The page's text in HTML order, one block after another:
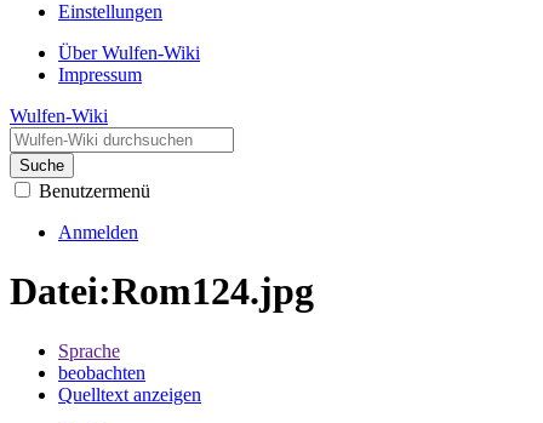
Einstellungen
Über Wulfen-Wiki
Impressum
Wulfen-Wiki
Suche
Benutzermenü
Anmelden
Datei:Rom124.jpg
Sprache
beobachten
Quelltext anzeigen